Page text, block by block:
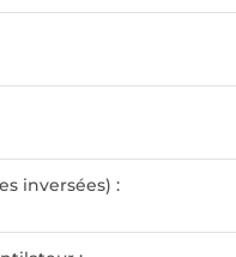
inversées) :